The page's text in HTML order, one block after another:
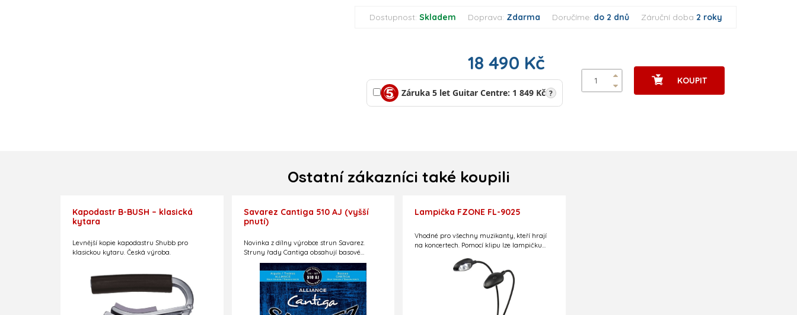
Dostupnost: Skladem Doprava: Zdarma Doručíme: do 2 dnů Záruční doba 2 roky
18 490 Kč
Záruka 5 let Guitar Centre: 1 849 Kč ?
KOUPIT
Ostatní zákazníci také koupili
Kapodastr B-BUSH – klasická
kytara
Levnější kopie kapodastru Shubb pro
klasickou kytaru. Česká výroba.
Savarez Cantiga 510 AJ (vyšší
pnutí)
Novinka z dílny výrobce strun Savarez.
Struny řady Cantiga obsahují basové
struny vyráběné novou technologií.
Melodické struny Alliance KF. Menzura 650
Lampička FZONE FL-9025
Vhodné pro všechny muzikanty, kteří hrají
na koncertech. Pomocí klipu lze lampičku
Baterie AAA (3 ks) v ceně, jednoduše
nastavitelná tykadla. V každém
tykadle dvě LED diody. Každé tykadlo má
vlastní ovládání, lze tedy například zapnout
jen jednu stranu. Lze napájet i přes USB
kabel, který je součástí balení. Světýlko tak